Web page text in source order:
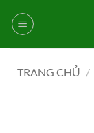
qua
TRANG CHỦ /